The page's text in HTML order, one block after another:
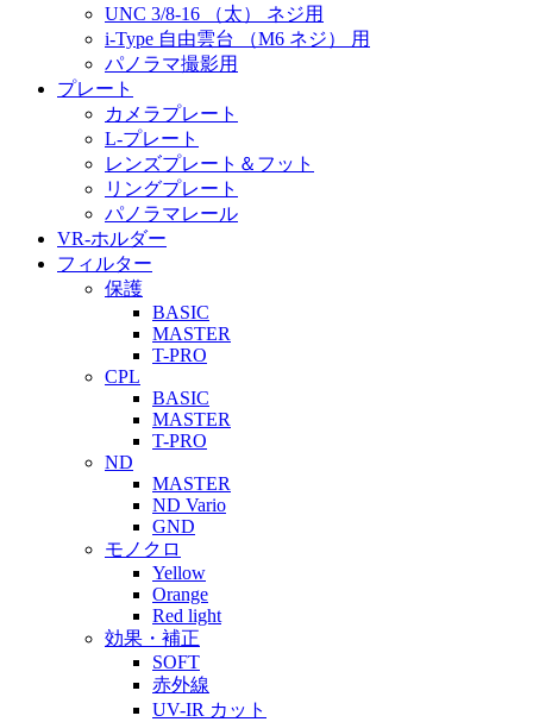
UNC 3/8-16 （太） ネジ用
i-Type 自由雲台 （M6 ネジ） 用
パノラマ撮影用
プレート
カメラプレート
L-プレート
レンズプレート＆フット
リングプレート
パノラマレール
VR-ホルダー
フィルター
保護
BASIC
MASTER
T-PRO
CPL
BASIC
MASTER
T-PRO
ND
MASTER
ND Vario
GND
モノクロ
Yellow
Orange
Red light
効果・補正
SOFT
赤外線
UV-IR カット